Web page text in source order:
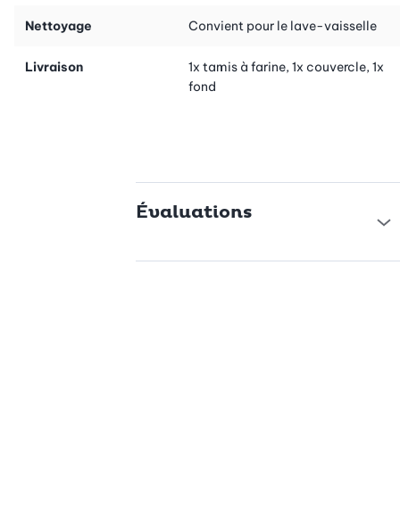
Nettoyage Convient pour le lave-vaisselle
Livraison
1x tamis à farine, 1x couvercle, 1x
fond
Évaluations